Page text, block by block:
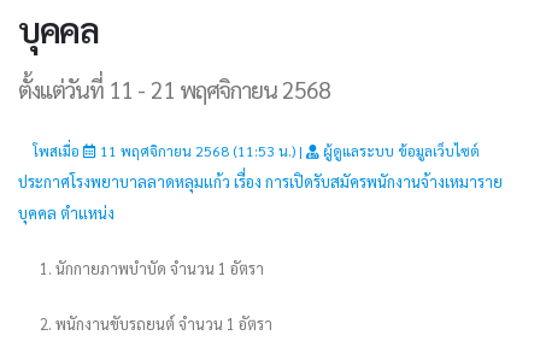
บุคคล
ตั้งแต่วันที่ 11 - 21 พฤศจิกายน 2568
โพสเมื่อ 11 พฤศจิกายน 2568 (11:53 น.) | ผู้ดูแลระบบ ข้อมูลเว็บไซต์
ประกาศโรงพยาบาลลาดหลุมแก้ว เรื่อง การเปิดรับสมัครพนักงานจ้างเหมาราย
บุคคล ตำแหน่ง
1. นักกายภาพบำบัด จำนวน 1 อัตรา
2. พนักงานขับรถยนต์ จำนวน 1 อัตรา